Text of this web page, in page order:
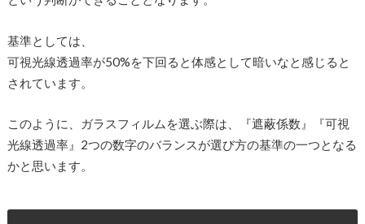
基準としては、
可視光線透過率が50%を下回ると体感として暗いなと感じると
されています。
このように、ガラスフィルムを選ぶ際は、『遮蔽係数』『可視
光線透過率』2つの数字のバランスが選び方の基準の一つとなる
かと思います。